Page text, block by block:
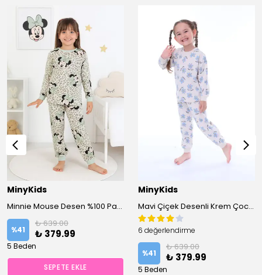
MinyKids
Minnie Mouse Desen %100 Pamuklu Yeşil Kız Çocuk Pijama Takım
%41
₺ 639.00
₺ 379.99
5 Beden
SEPETE EKLE
MinyKids
Mavi Çiçek Desenli Krem Çocuk Pijama Takımı
6 değerlendirme
%41
₺ 639.00
₺ 379.99
5 Beden